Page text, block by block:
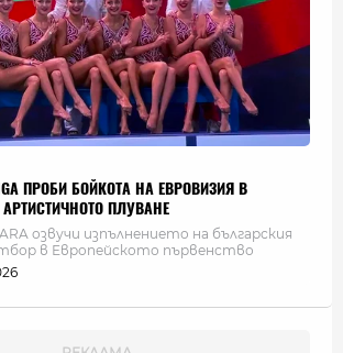
ПРОБИ БОЙКОТА НА ЕВРОВИЗИЯ В
ПЛУВАНЕ
озвучи изпълнението на българския
в Европейското първенство